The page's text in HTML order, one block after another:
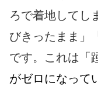
ろで着地してし
びきったまま」
です。これは「
がゼロになって